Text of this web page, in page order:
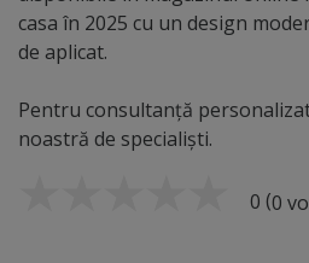
casa în 2025 cu un design
de aplicat.
Pentru consultanță
noastră de specialiști.
0 (0